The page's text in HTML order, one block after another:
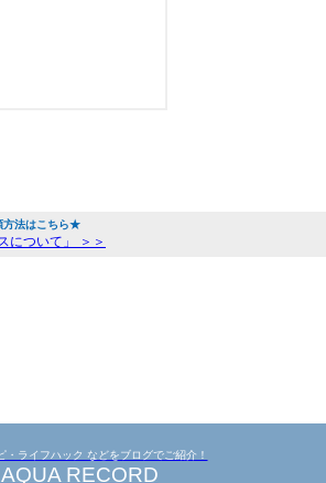
方法はこちら★
について」 ＞＞
・ライフハック などをブログでご紹介！
AQUA RECORD